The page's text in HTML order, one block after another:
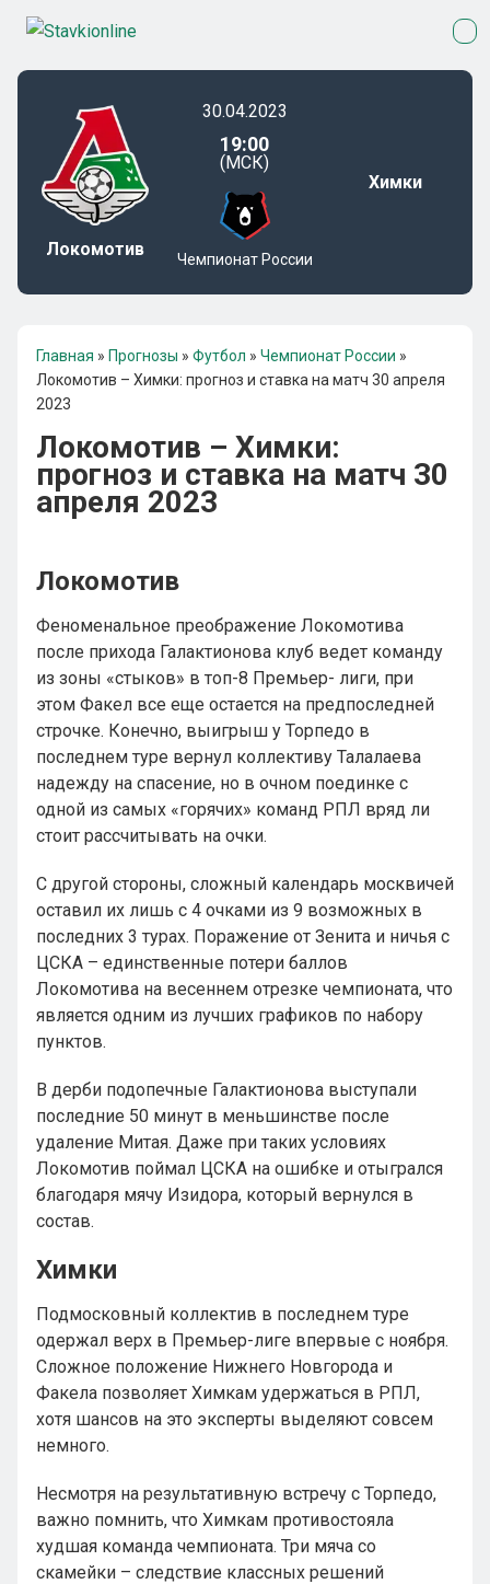
Локомотив
30.04.2023
19:00
(МСК)
Чемпионат России
Химки
Главная » Прогнозы » Футбол » Чемпионат России »
Локомотив – Химки: прогноз и ставка на матч 30 апреля
2023
Локомотив – Химки:
прогноз и ставка на матч 30
апреля 2023
Локомотив
Феноменальное преображение Локомотива
после прихода Галактионова клуб ведет команду
из зоны «стыков» в топ-8 Премьер- лиги, при
этом Факел все еще остается на предпоследней
строчке. Конечно, выигрыш у Торпедо в
последнем туре вернул коллективу Талалаева
надежду на спасение, но в очном поединке с
одной из самых «горячих» команд РПЛ вряд ли
стоит рассчитывать на очки.
С другой стороны, сложный календарь москвичей
оставил их лишь с 4 очками из 9 возможных в
последних 3 турах. Поражение от Зенита и ничья с
ЦСКА – единственные потери баллов
Локомотива на весеннем отрезке чемпионата, что
является одним из лучших графиков по набору
пунктов.
В дерби подопечные Галактионова выступали
последние 50 минут в меньшинстве после
удаление Митая. Даже при таких условиях
Локомотив поймал ЦСКА на ошибке и отыгрался
благодаря мячу Изидора, который вернулся в
состав.
Химки
Подмосковный коллектив в последнем туре
одержал верх в Премьер-лиге впервые с ноября.
Сложное положение Нижнего Новгорода и
Факела позволяет Химкам удержаться в РПЛ,
хотя шансов на это эксперты выделяют совсем
немного.
Несмотря на результативную встречу с Торпедо,
важно помнить, что Химкам противостояла
худшая команда чемпионата. Три мяча со
скамейки – следствие классных решений